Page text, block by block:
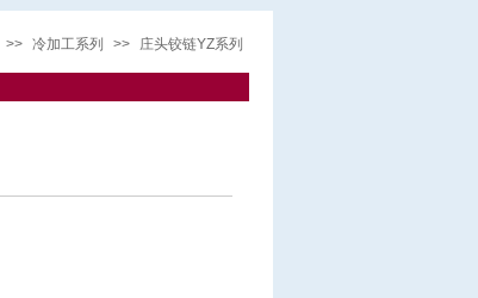
>> 冷加工系列 >> 庄头铰链YZ系列